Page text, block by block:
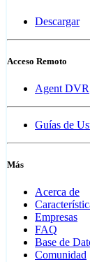
Descargar
Acceso Remoto
Agent DVR
Guías de
Más
Acerca de
Empresas
FAQ
Base de
Comunidad